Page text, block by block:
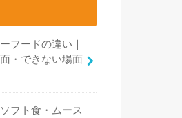
フードの違い｜
・できない場面
フト食・ムース